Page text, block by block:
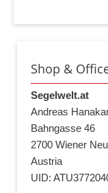
Shop &
Segelwelt.at
Andreas
Bahngasse 46
2700 Wiener
Austria
UID: